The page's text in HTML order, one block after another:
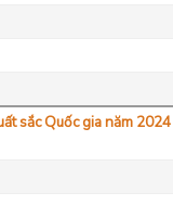
sắc Quốc gia năm 2024